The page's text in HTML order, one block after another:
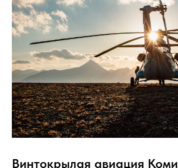
Винтокрылая авиация Коми